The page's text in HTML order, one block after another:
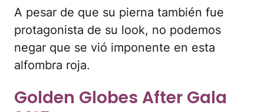
A pesar de que su pierna también fue
protagonista de su look, no podemos
negar que se vió imponente en esta
alfombra roja.
Golden Globes After Gala